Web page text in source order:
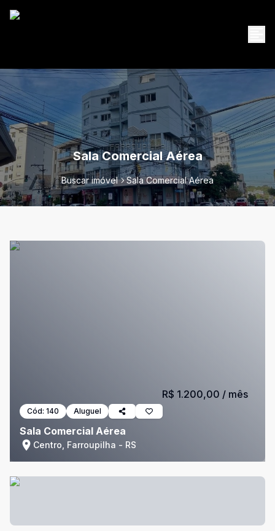
Sala Comercial Aérea
Buscar imóvel Sala Comercial Aérea
Cód: 140 Aluguel
Sala Comercial Aérea
Centro, Farroupilha - RS
R$ 1.200,00 / mês